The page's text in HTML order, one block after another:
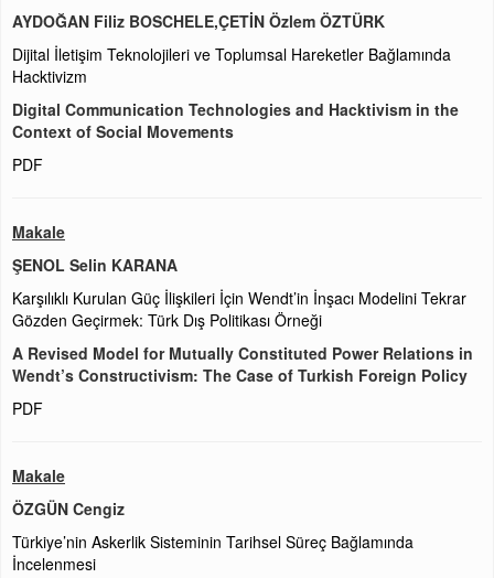
AYDOĞAN Filiz BOSCHELE,ÇETİN Özlem ÖZTÜRK
Dijital İletişim Teknolojileri ve Toplumsal Hareketler Bağlamında
Hacktivizm
Digital Communication Technologies and Hacktivism in the
Context of Social Movements
PDF
Makale
ŞENOL Selin KARANA
Karşılıklı Kurulan Güç İlişkileri İçin Wendt’in İnşacı Modelini Tekrar
Gözden Geçirmek: Türk Dış Politikası Örneği
A Revised Model for Mutually Constituted Power Relations in
Wendt’s Constructivism: The Case of Turkish Foreign Policy
PDF
Makale
ÖZGÜN Cengiz
Türkiye’nin Askerlik Sisteminin Tarihsel Süreç Bağlamında
İncelenmesi